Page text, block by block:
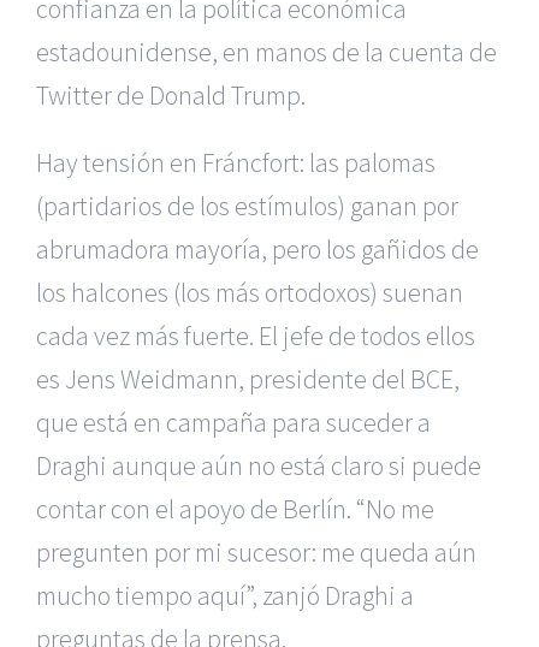
confianza en la política económica
estadounidense, en manos de la cuenta de
Twitter de Donald Trump.
Hay tensión en Fráncfort: las palomas
(partidarios de los estímulos) ganan por
abrumadora mayoría, pero los gañidos de
los halcones (los más ortodoxos) suenan
cada vez más fuerte. El jefe de todos ellos
es Jens Weidmann, presidente del BCE,
que está en campaña para suceder a
Draghi aunque aún no está claro si puede
contar con el apoyo de Berlín. “No me
pregunten por mi sucesor: me queda aún
mucho tiempo aquí”, zanjó Draghi a
preguntas de la prensa.
|Reclamación de Accidentes en Murcia|Reclamación
de Accidentes en Madrid|BGD Abogados Madrid